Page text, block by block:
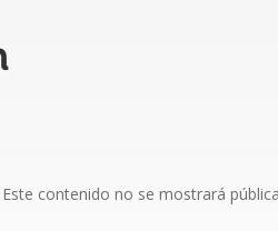
Este contenido no se mostrará